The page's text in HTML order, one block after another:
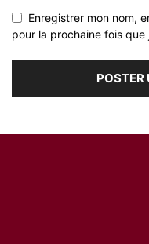
Enregistrer mon nom,
pour la prochaine fois que